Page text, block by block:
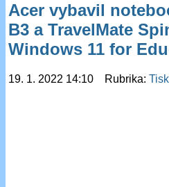
Acer vybavil
B3 a TravelMate
Windows 11 for
19. 1. 2022 14:10 Rubrika: